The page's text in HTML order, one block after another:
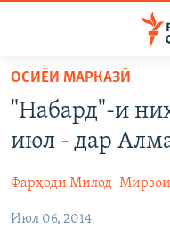
Ҷаҳиш
мояи
аслӣ
ба
аслӣ
ГӮШАҲО
ҶОМЕА
ҚАЗИЯИ "КРОКУС"
ГАПИ ОЗОД
РӮЗГОРИ МУҲОҶИР
САЛОМ, ХОҲАР
ТАҲҚИҚОТ
ОСИЁИ МАРКАЗӢ
"Набард"-и
июл - дар
Фарҳоди Милод
Июл 06, 2014